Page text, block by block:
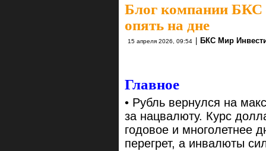
Блог компании БКС
опять на дне
15 апреля 2026, 09:54 | БКС Мир
Главное
• Рубль вернулся на
за нацвалюту. Курс
годовое и многолетнее
перегрет, а инвалюты